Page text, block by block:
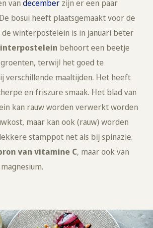
van december zijn er een paar
bosui heeft plaatsgemaakt voor de
winterpostelein is in januari beter
behoort een beetje
terwijl het goed te
verschillende maaltijden. Het heeft
en friszure smaak. Het blad van
kan rauw worden verwerkt worden
maar kan ook (rauw) worden
stamppot net als bij spinazie.
van vitamine C, maar ook van